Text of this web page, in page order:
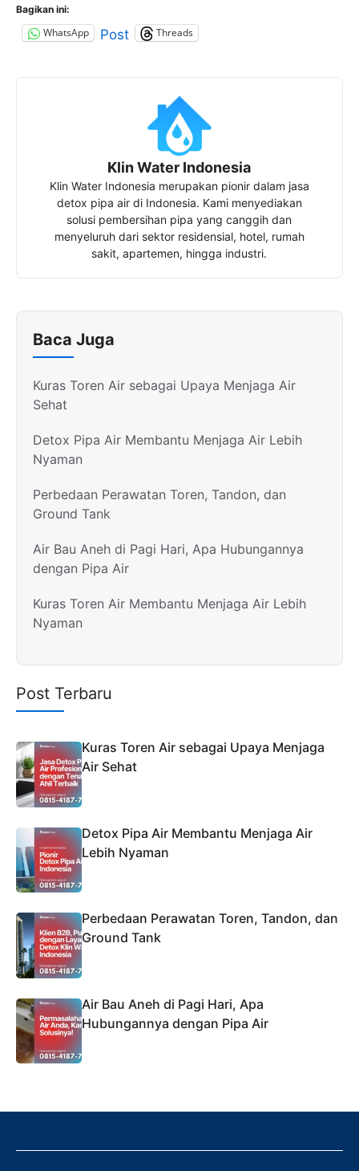
Bagikan ini:
WhatsApp Post Threads
Klin Water Indonesia
Klin Water Indonesia merupakan pionir dalam jasa
detox pipa air di Indonesia. Kami menyediakan
solusi pembersihan pipa yang canggih dan
menyeluruh dari sektor residensial, hotel, rumah
sakit, apartemen, hingga industri.
Baca Juga
Kuras Toren Air sebagai Upaya Menjaga Air
Sehat
Detox Pipa Air Membantu Menjaga Air Lebih
Nyaman
Perbedaan Perawatan Toren, Tandon, dan
Ground Tank
Air Bau Aneh di Pagi Hari, Apa Hubungannya
dengan Pipa Air
Kuras Toren Air Membantu Menjaga Air Lebih
Nyaman
Post Terbaru
Kuras Toren Air sebagai Upaya Menjaga
Air Sehat
Detox Pipa Air Membantu Menjaga Air
Lebih Nyaman
Perbedaan Perawatan Toren, Tandon, dan
Ground Tank
Air Bau Aneh di Pagi Hari, Apa
Hubungannya dengan Pipa Air